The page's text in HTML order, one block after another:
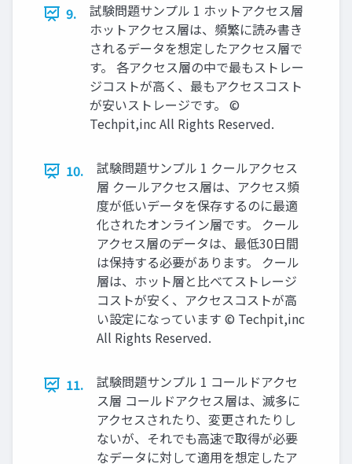
9.
試験問題サンプル 1 ホットアクセス層
ホットアクセス層は、頻繁に読み書き
されるデータを想定したアクセス層で
す。 各アクセス層の中で最もストレー
ジコストが高く、最もアクセスコスト
が安いストレージです。 ©
Techpit,inc All Rights Reserved.
10.
試験問題サンプル 1 クールアクセス
層 クールアクセス層は、アクセス頻
度が低いデータを保存するのに最適
化されたオンライン層です。 クール
アクセス層のデータは、最低30日間
は保持する必要があります。 クール
層は、ホット層と比べてストレージ
コストが安く、アクセスコストが高
い設定になっています © Techpit,inc
All Rights Reserved.
11.
試験問題サンプル 1 コールドアクセ
ス層 コールドアクセス層は、滅多に
アクセスされたり、変更されたりし
ないが、それでも高速で取得が必要
なデータに対して適用を想定したア